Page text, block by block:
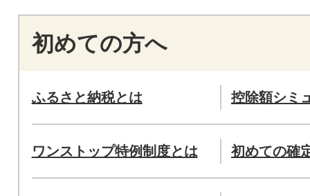
初めての方へ
ふるさと納税とは 控除額シミ
ワンストップ特例制度とは 初めての確